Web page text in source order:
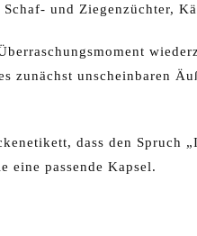
und Ziegenzüchter,
zunächst unscheinbaren
dass den Spruch
eine passende Kapsel.